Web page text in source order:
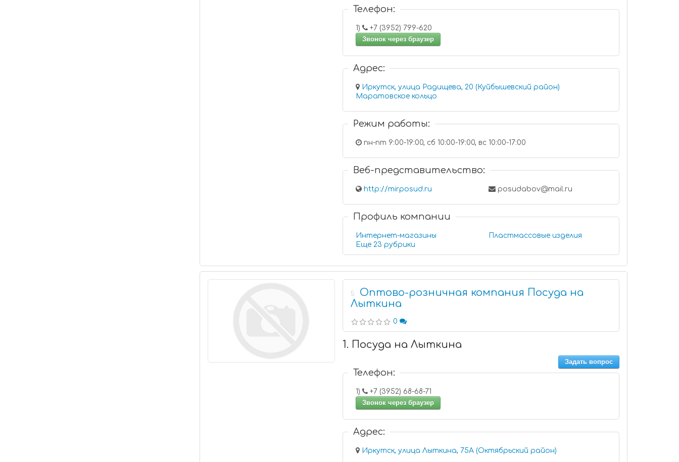
Телефон:
1)
+7 (3952) 799-620
Звонок через браузер
Адрес:
Иркутск, улица Радищева, 20 (Куйбышевский район)
Маратовское кольцо
Режим работы:
пн-пт 9:00-19:00, сб 10:00-19:00, вс 10:00-17:00
Веб-представительство:
http://mirposud.ru posudabov@mail.ru
Профиль компании
Интернет-магазины
Пластмассовые изделия
Еще 23 рубрики
5
Оптово-розничная компания Посуда на
Лыткина
0
1. Посуда на Лыткина
Задать вопрос
Телефон:
1)
+7 (3952) 68-68-71
Звонок через браузер
Адрес:
Иркутск, улица Лыткина, 75А (Октябрьский район)